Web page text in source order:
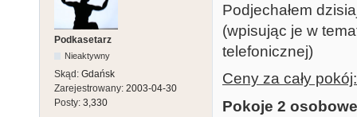
Podkasetarz
Nieaktywny
Skąd: Gdańsk
Zarejestrowany: 2003-04-30
Posty: 3,330
Podjechałem
(wpisując je w
telefonicznej)
Ceny za cały pokój:
Pokoje 2 osobowe